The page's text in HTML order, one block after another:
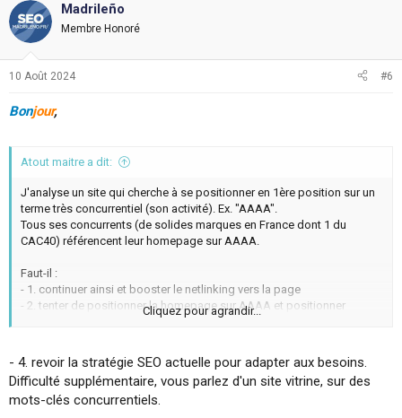
Madrileño
Membre Honoré
10 Août 2024 #6
Bonjour,
Atout maitre a dit:
J'analyse un site qui cherche à se positionner en 1ère position sur un
terme très concurrentiel (son activité). Ex. "AAAA".
Tous ses concurrents (de solides marques en France dont 1 du
CAC40) référencent leur homepage sur AAAA.
Faut-il :
- 1. continuer ainsi et booster le netlinking vers la page
- 2. tenter de positionner la homepage sur AAAA et positionner
d'autres pages sur BBBB et CCCC ?
CCCC.
Merci, les autres mots-clés sont également concurrentiels mais
moins.
Cliquez pour agrandir...
- 4. revoir la stratégie SEO actuelle pour adapter aux besoins.
Difficulté supplémentaire, vous parlez d'un site vitrine, sur des
mots-clés concurrentiels.